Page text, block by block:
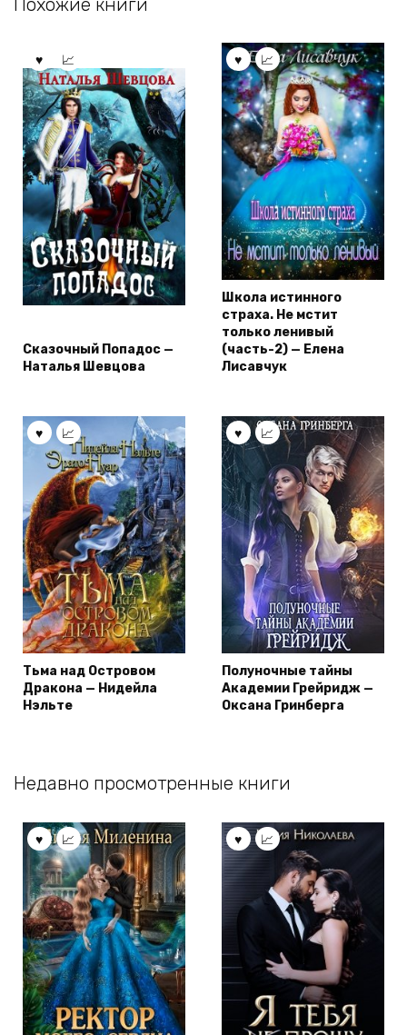
Сказочный Попадос —
Наталья Шевцова
Школа истинного
страха. Не мстит
только ленивый
(часть-2) — Елена
Лисавчук
Тьма над Островом
Дракона — Нидейла
Нэльте
Полуночные тайны
Академии Грейридж —
Оксана Гринберга
Недавно просмотренные книги